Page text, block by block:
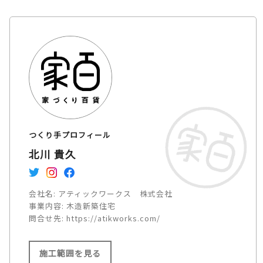
つくり手プロフィール
北川 貴久
会社名: アティックワークス 株式会社
事業内容: 木造新築住宅
問合せ先: https://atikworks.com/
施工範囲を見る